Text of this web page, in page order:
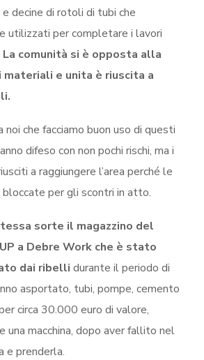
decine di rotoli di tubi che
utilizzati per completare i lavori
La comunità si è opposta alla
materiali e unita è riuscita a
che facciamo buon uso di questi
difeso con non pochi rischi, ma i
a raggiungere l’area perché le
bloccate per gli scontri in atto.
sorte il magazzino del
a Debre Work che è stato
dai ribelli durante il periodo di
asportato, tubi, pompe, cemento
circa 30.000 euro di valore,
una macchina, dopo aver fallito nel
e prenderla.